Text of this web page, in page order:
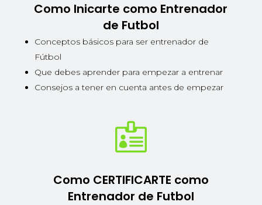
Como Inicarte como Entrenador
de Futbol
Conceptos básicos para ser entrenador de
Fútbol
Que debes aprender para empezar a entrenar
Consejos a tener en cuenta antes de empezar

Como CERTIFICARTE como
Entrenador de Futbol